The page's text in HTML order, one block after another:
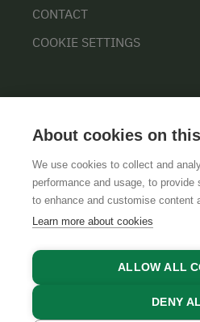
CONTACT
COOKIE SETTINGS
GTCSLEGAL NOTICE
About cookies on
We use cookies to collect and
performance and usage, to provide
to enhance and customise content
Learn more about cookies
ALLOW ALL
DENY